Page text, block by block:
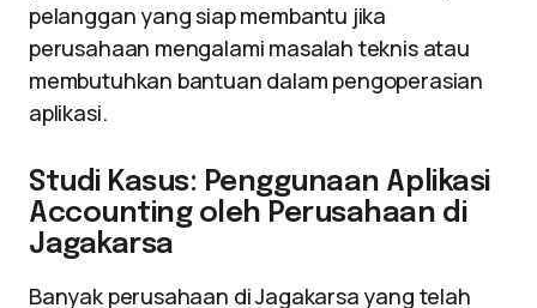
pelanggan yang siap membantu jika
perusahaan mengalami masalah teknis atau
membutuhkan bantuan dalam pengoperasian
aplikasi.
Studi Kasus: Penggunaan Aplikasi
Accounting oleh Perusahaan di
Jagakarsa
Banyak perusahaan di Jagakarsa yang telah